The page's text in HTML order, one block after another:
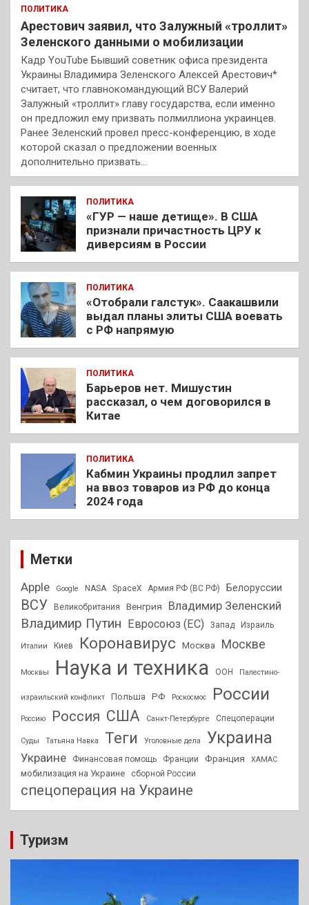
ПОЛИТИКА
Арестович заявил, что Залужный «троллит»
Зеленского данными о мобилизации
Кадр YouTube Бывший советник офиса президента
Украины Владимира Зеленского Алексей Арестович*
считает, что главнокомандующий ВСУ Валерий
Залужный «троллит» главу государства, если именно
он предложил ему призвать полмиллиона украинцев.
Ранее Зеленский провел пресс-конференцию, в ходе
которой сказал о предложении военных
дополнительно призвать…
ПОЛИТИКА
«ГУР — наше детище». В США
признали причастность ЦРУ к
диверсиям в России
ПОЛИТИКА
«Отобрали галстук». Саакашвили
выдал планы элиты США воевать
с РФ напрямую
ПОЛИТИКА
Барьеров нет. Мишустин
рассказал, о чем договорился в
Китае
ПОЛИТИКА
Кабмин Украины продлил запрет
на ввоз товаров из РФ до конца
2024 года
Метки
Apple Google NASA SpaceX Армия РФ (ВС РФ) Белоруссии
ВСУ Великобритания Венгрия Владимир Зеленский
Владимир Путин Евросоюз (ЕС) Запад Израиль
Италии Киев Коронавирус Москва Москве
Москвы Наука и техника ООН Палестино-
израильский конфликт Польша РФ Роскосмос России
Россию Россия США Санкт-Петербурге Спецоперации
Суды Татьяна Навка Теги Уголовные дела Украина
Украине Финансовая помощь Франции Франция ХАМАС
мобилизация на Украине сборной России
спецоперация на Украине
Туризм